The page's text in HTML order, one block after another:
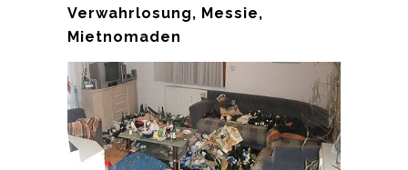
Verwahrlosung, Messie,
Mietnomaden